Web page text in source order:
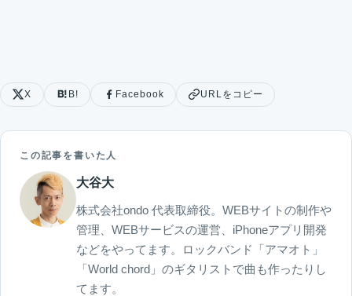
X B! Facebook URLをコピー
この記事を書いた人
大谷大
株式会社ondo 代表取締役。WEBサイトの制作や
管理、WEBサービスの運営、iPhoneアプリ開発
などをやってます。ロックバンド「アマオト」
「World chord」のギタリストで曲も作ったりし
てます。